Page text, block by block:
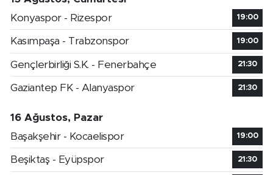
Konyaspor - Rizespor
19:00
Kasımpaşa - Trabzonspor 19:00
Gençlerbirliği S.K. - Fenerbahçe 21:30
Gaziantep FK - Alanyaspor 21:30
16 Ağustos, Pazar
Başakşehir - Kocaelispor
19:00
Beşiktaş - Eyüpspor 21:30